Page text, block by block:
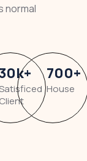
normal
k+
Client
700+
House